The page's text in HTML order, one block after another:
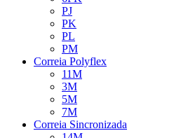
PJ
PK
PL
PM
Correia Polyflex
11M
3M
5M
7M
Correia Sincronizada